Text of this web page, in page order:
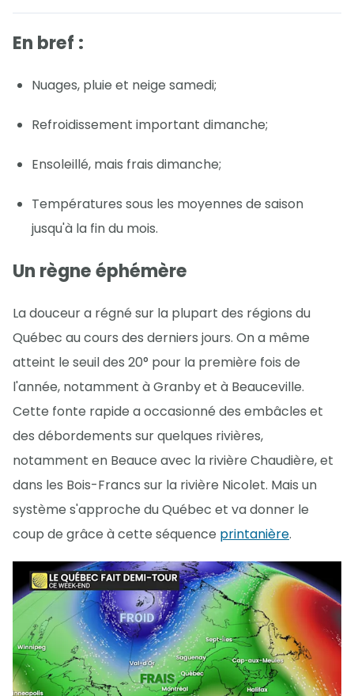
En bref :
Nuages, pluie et neige samedi;
Refroidissement important dimanche;
Ensoleillé, mais frais dimanche;
Températures sous les moyennes de saison
jusqu'à la fin du mois.
Un règne éphémère
La douceur a régné sur la plupart des régions du
Québec au cours des derniers jours. On a même
atteint le seuil des 20° pour la première fois de
l'année, notamment à Granby et à Beauceville.
Cette fonte rapide a occasionné des embâcles et
des débordements sur quelques rivières,
notamment en Beauce avec la rivière Chaudière, et
dans les Bois-Francs sur la rivière Nicolet. Mais un
système s'approche du Québec et va donner le
coup de grâce à cette séquence printanière.